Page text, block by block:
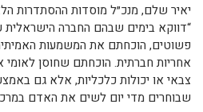
יאיר שלם, מנכ״ל מוסדות ההסתדרות
“דווקא בימים שבהם החברה הישראלית
פשוטים, הוכחתם את המשמעות
אחריות חברתית. הוכחתם שחוסן לאומי
צבאי או יכולות כלכליות, אלא גם
שבוחרים מדי יום לשים את האדם